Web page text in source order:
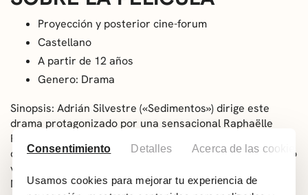
Consentimiento Detalles Acerca de las cookies
Usamos cookies para mejorar tu experiencia de
Proyección y posterior cine-forum
Castellano
A partir de 12 años
Genero: Drama
Sinopsis: Adrián Silvestre («Sedimentos») dirige este
drama protagonizado por una sensacional Raphaëlle
Pérez, que interpreta a una joven que, tras ser
diagnosticada de disforia de género, comenzará un arduo
viaje para asumir su verdadera identidad. Nominada a
Mejor Guión Original en los Premios Gaudí y al Arrebato